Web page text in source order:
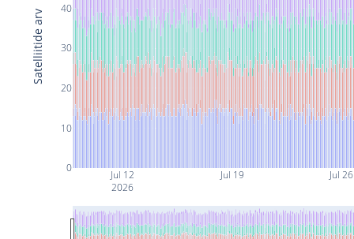
Jul 12
2026
Jul 19 Jul 26
0
10
20
30
40
Satelliitide arv